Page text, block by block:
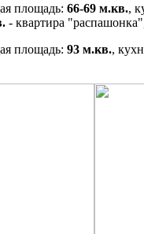
площадь: 66-69 м.кв.,
- квартира
площадь: 93 м.кв.,